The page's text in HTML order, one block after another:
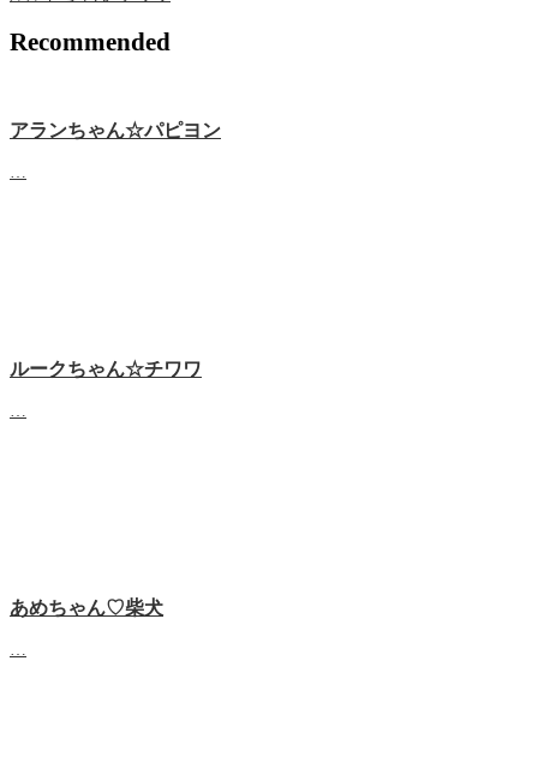
Recommended
アランちゃん☆パピヨン
ルークちゃん☆チワワ
あめちゃん♡‬柴犬